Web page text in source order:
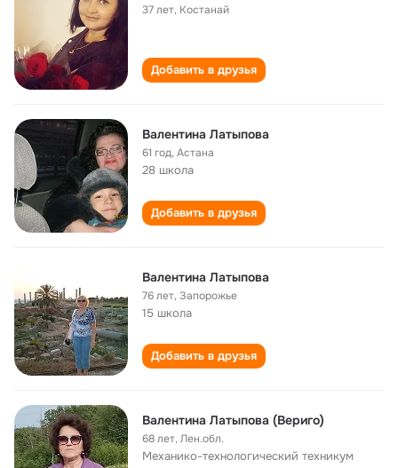
37 лет, Костанай
Добавить в друзья
Валентина Латыпова
61 год,Астана
28 школа
Добавить в друзья
Валентина Латыпова
76 лет,Запорожье
15 школа
Добавить в друзья
Валентина Латыпова (Вериго)
68 лет,Лен.обл.
Механико-технологический техникум